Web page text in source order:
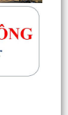
trận 6
phục vụ